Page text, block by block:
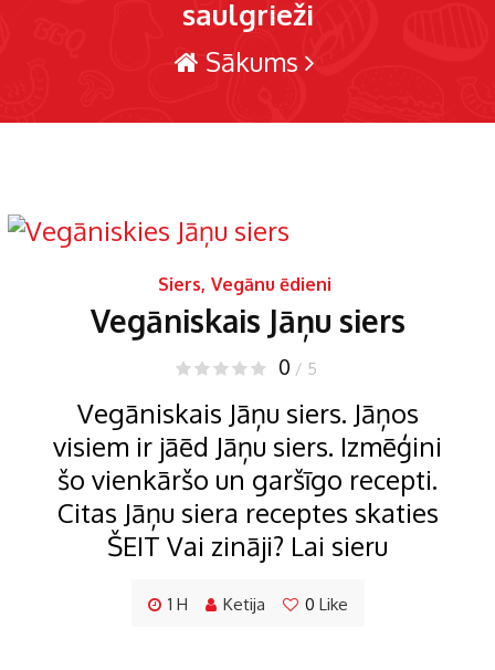
saulgrieži
Sākums
Siers, Vegānu ēdieni
Vegāniskais Jāņu siers
0 / 5
Vegāniskais Jāņu siers. Jāņos
visiem ir jāēd Jāņu siers. Izmēģini
šo vienkāršo un garšīgo recepti.
Citas Jāņu siera receptes skaties
ŠEIT Vai zināji? Lai sieru
1 H Ketija 0 Like